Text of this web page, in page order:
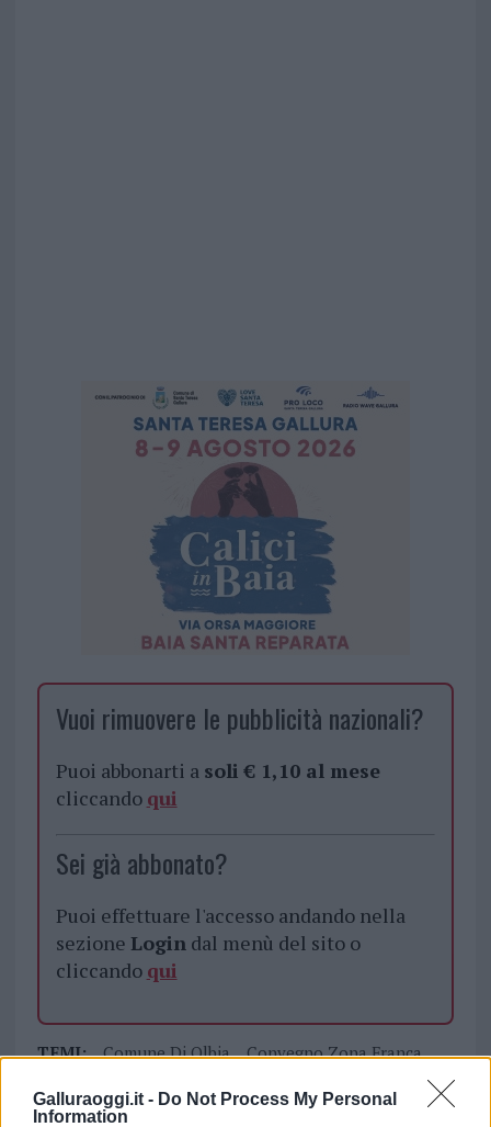
Galluraoggi.it - Do Not Process My Personal
Information
Vuoi rimuovere le pubblicità nazionali?
Puoi abbonarti a soli € 1,10 al mese
cliccando qui
Sei già abbonato?
Puoi effettuare l'accesso andando nella
sezione Logindal menù del sito o
cliccando qui
TEMI: Comune Di Olbia
Convegno Zona Franca
Notizie Sardegna
Olbia Notizie
Zona Franca